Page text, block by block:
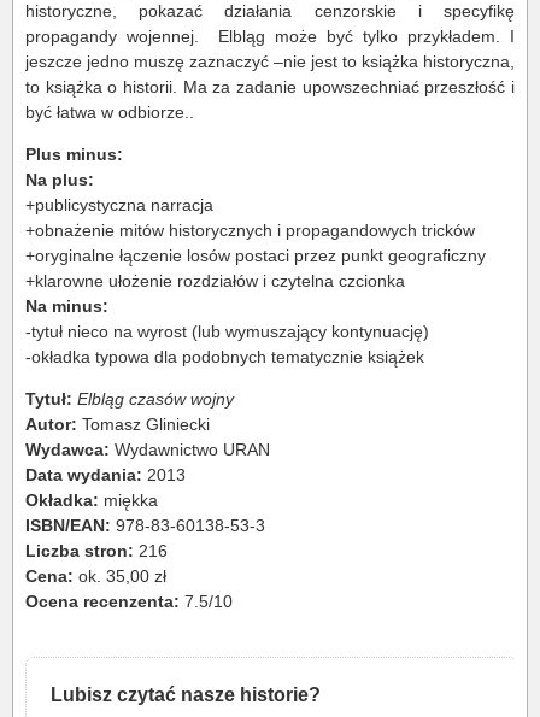
historyczne, pokazać działania cenzorskie i specyfikę
propagandy wojennej. Elbląg może być tylko przykładem. I
jeszcze jedno muszę zaznaczyć –nie jest to książka historyczna,
to książka o historii. Ma za zadanie upowszechniać przeszłość i
być łatwa w odbiorze..
Plus minus:
Na plus:
+publicystyczna narracja
+obnażenie mitów historycznych i propagandowych tricków
+oryginalne łączenie losów postaci przez punkt geograficzny
+klarowne ułożenie rozdziałów i czytelna czcionka
Na minus:
-tytuł nieco na wyrost (lub wymuszający kontynuację)
-okładka typowa dla podobnych tematycznie książek
Tytuł: Elbląg czasów wojny
Autor: Tomasz Gliniecki
Wydawca: Wydawnictwo URAN
Data wydania: 2013
Okładka: miękka
ISBN/EAN: 978-83-60138-53-3
Liczba stron: 216
Cena: ok. 35,00 zł
Ocena recenzenta: 7.5/10
Lubisz czytać nasze historie?